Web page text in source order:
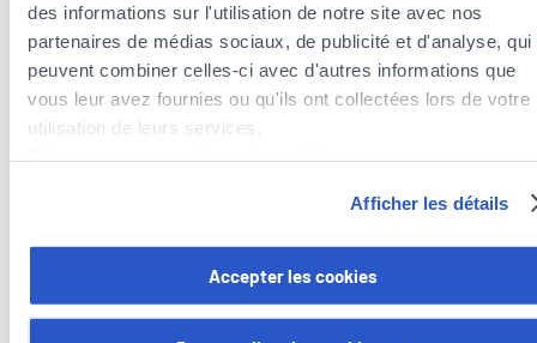
des informations sur l'utilisation de notre site avec nos
partenaires de médias sociaux, de publicité et d'analyse, qui
peuvent combiner celles-ci avec d'autres informations que
vous leur avez fournies ou qu'ils ont collectées lors de votre
utilisation de leurs services.
Vous avez la possibilité de retirer votre consentement à tout
moment en cliquant sur le lien "gestion des cookies" en bas
Afficher les détails
Accepter les cookies
Agents d’assurances à proximité de la
commune de Bettembourg
Agents d’assurances dans la commune de Reckange-sur-
Agents d’assurances dans la commune de Mondercange
Agents d’assurances dans la commune de Leudelange
Agents d’assurances dans la commune de Schifflange
Agents d’assurances dans la commune de Roeser